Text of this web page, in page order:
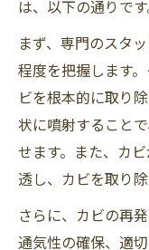
は、以下の通りです
まず、専門のスタ
程度を把握します
ビを根本的に取り
状に噴射すること
せます。また、カ
透し、カビを取り除
さらに、カビの再
通気性の確保、適